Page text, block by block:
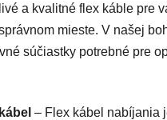
a kvalitné flex káble pre
mieste. V našej
súčiastky potrebné pre
– Flex kábel nabíjania